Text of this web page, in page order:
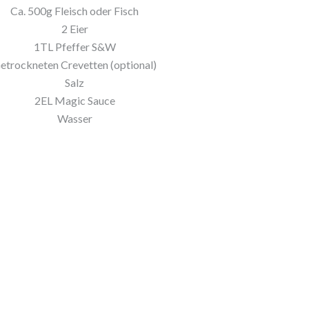
Ca. 500g Fleisch oder Fisch
2 Eier
1TL Pfeffer S&W
Crevetten (optional)
Salz
2EL Magic Sauce
Wasser